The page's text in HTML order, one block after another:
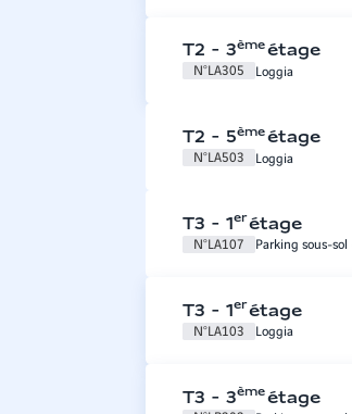
T2 - 3èmeétage
N°LA305 Loggia
T2 - 5èmeétage
N°LA503 Loggia
T3 - 1 erétage
N°LA107 Parking sous-sol
T3 - 1 erétage
N°LA103 Loggia
T3 - 3èmeétage